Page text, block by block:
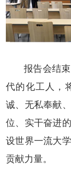
报告会结
代的化工人，
诚、无私奉献
位、实干奋进
设世界一流大
贡献力量。